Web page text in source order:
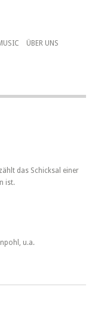
ÜBER UNS
das Schicksal einer
ist.
u.a.